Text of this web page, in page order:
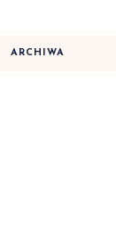
ARCHIWA